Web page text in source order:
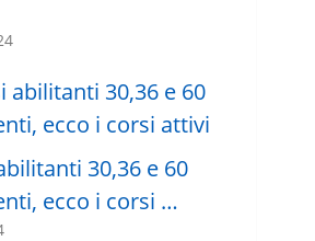
30,36 e 60
ecco i corsi …